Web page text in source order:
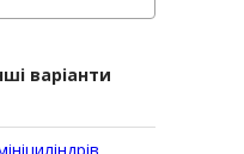
варіанти